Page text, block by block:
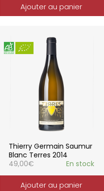
Ajouter au panier
Thierry Germain Saumur
Blanc Terres 2014
49,00€ En stock
Ajouter au panier